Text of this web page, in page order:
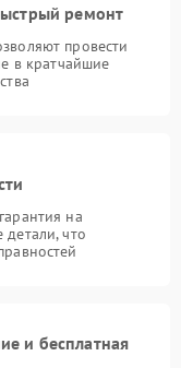
ремонт
провести
в кратчайшие
на
что
и бесплатная